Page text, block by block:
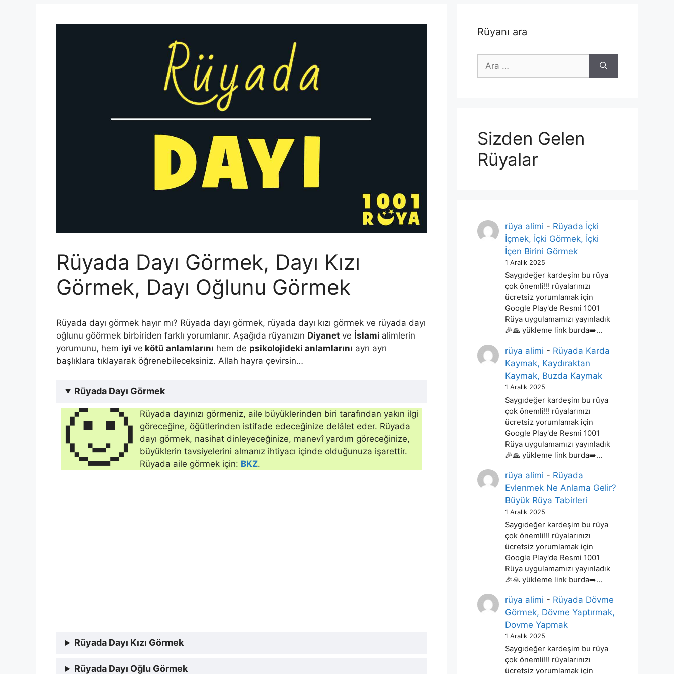
Rüyada Dayı Görmek, Dayı Kızı
Görmek, Dayı Oğlunu Görmek
Rüyada dayı görmek hayır mı? Rüyada dayı görmek, rüyada dayı kızı görmek ve rüyada dayı
oğlunu göörmek birbiriden farklı yorumlanır. Aşağıda rüyanızın Diyanet ve İslami alimlerin
yorumunu, hem iyi ve kötü anlamlarını hem de psikolojideki anlamlarını ayrı ayrı
başlıklara tıklayarak öğrenebileceksiniz. Allah hayra çevirsin…
Rüyada Dayı Görmek
🙂
Rüyada dayınızı görmeniz, aile büyüklerinden biri tarafından yakın ilgi
göreceğine, öğütlerinden istifade edeceği­nize delâlet eder. Rüyada
dayı görmek, nasihat dinleyeceğinize, manevî yardım göreceğinize,
büyüklerin tavsiyelerini almanız ihti­yacı içinde olduğunuza işarettir.
Rüyada aile görmek için: BKZ.
Rüyada Dayı Kızı Görmek
Rüyada Dayı Oğlu Görmek
Rüyanı ara
için
Sizden Gelen
Rüyalar
rüya alimi - Rüyada İçki
İçmek, İçki Görmek, İçki
İçen Birini Görmek
1 Aralık 2025
Saygıdeğer kardeşim bu rüya
çok önemli!!! rüyalarınızı
ücretsiz yorumlamak için
Google Play'de Resmi 1001
Rüya uygulamamızı yayınladık
🎉🙏 yükleme link burda➡️…
rüya alimi - Rüyada Karda
Kaymak, Kaydıraktan
Kaymak, Buzda Kaymak
1 Aralık 2025
Saygıdeğer kardeşim bu rüya
çok önemli!!! rüyalarınızı
ücretsiz yorumlamak için
Google Play'de Resmi 1001
Rüya uygulamamızı yayınladık
🎉🙏 yükleme link burda➡️…
rüya alimi - Rüyada
Evlenmek Ne Anlama Gelir?
Büyük Rüya Tabirleri
1 Aralık 2025
Saygıdeğer kardeşim bu rüya
çok önemli!!! rüyalarınızı
ücretsiz yorumlamak için
Google Play'de Resmi 1001
Rüya uygulamamızı yayınladık
🎉🙏 yükleme link burda➡️…
rüya alimi - Rüyada Dövme
Görmek, Dövme Yaptırmak,
Dovme Yapmak
1 Aralık 2025
Saygıdeğer kardeşim bu rüya
çok önemli!!! rüyalarınızı
ücretsiz yorumlamak için